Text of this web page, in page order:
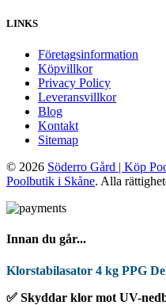
LINKS
Företagsinformation
Köpvillkor
Privacy Policy
Leveransvillkor
Blog
Kontakt
Sitemap
© 2026 Söderro Gård | Köp
Poolbutik i Skåne. Alla
Innan du går...
Klorstabilasator 4 kg PPG
✅ Skyddar klor mot UV-